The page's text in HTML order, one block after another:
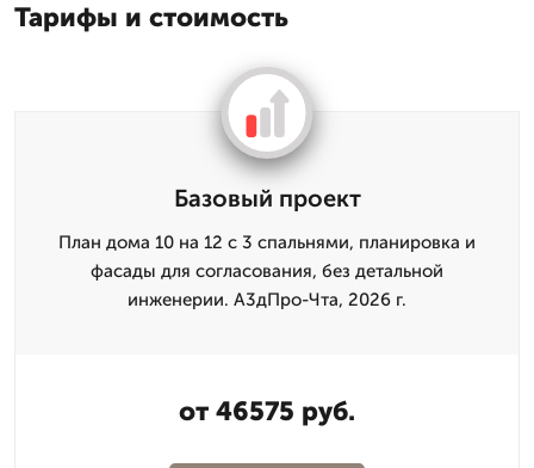
Тарифы и стоимость
Базовый проект
План дома 10 на 12 с 3 спальнями, планировка и
фасады для согласования, без детальной
инженерии. А3дПро-Чта, 2026 г.
от 46575 руб.